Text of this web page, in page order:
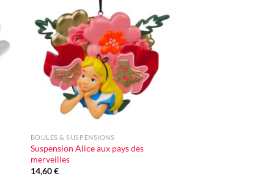
à la liste
d'envie
BOULES & SUSPENSIONS
Suspension Alice aux pays des
merveilles
14,60€